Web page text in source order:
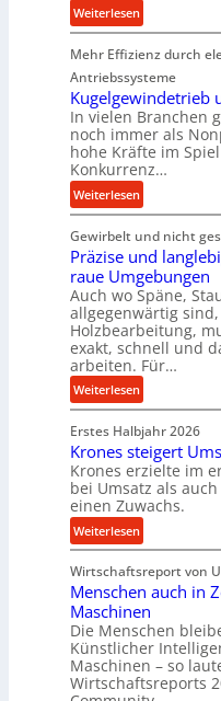
t
i
o
n
i
n
d
e
n
M
i
t
t
e
l
s
a
n
d
Weiterlesen:
K
o
m
p
a
k
t
e
U
l
t
r
a
s
c
h
a
l
l
s
e
n
s
o
r
e
n
Mehr Effizienz durch
Antriebssysteme
Kugelgewindetrieb
In vielen Branchen
noch immer als
hohe Kräfte im
Konkurrenz…
Weiterlesen:
K
u
g
e
l
g
e
w
i
n
e
r
i
b
u
n
d
H
y
d
r
Gewirbelt und nicht
Präzise und
raue Umgebungen
Auch wo Späne,
allgegenwärtig
Holzbearbeitung,
exakt, schnell und
arbeiten. Für…
Weiterlesen:
P
r
ä
z
i
s
e
u
n
d
l
a
n
g
Erstes Halbjahr 2026
Krones steigert
Krones erzielte im
bei Umsatz als
einen Zuwachs.
Weiterlesen:
K
r
o
n
e
s
s
t
Wirtschaftsreport von
Menschen auch in
Maschinen
Die Menschen
Künstlicher
Maschinen – so
Wirtschaftsreports